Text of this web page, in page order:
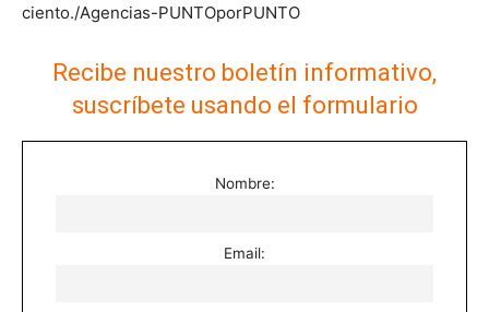
ciento./Agencias-PUNTOporPUNTO
Recibe nuestro boletín informativo,
suscríbete usando el formulario
Nombre:
Email: